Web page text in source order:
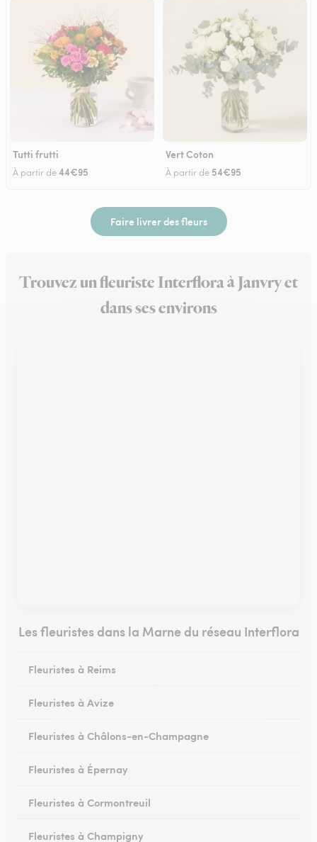
Tutti frutti
À partir de44€95
Vert Coton
À partir de 54€95
Faire livrer des fleurs
Trouvez un fleuriste Interflora à Janvry et
dans ses environs
Les fleuristes dans la Marne du réseau Interflora
Fleuristes à Reims
Fleuristes à Avize
Fleuristes à Châlons-en-Champagne
Fleuristes à Épernay
Fleuristes à Cormontreuil
Fleuristes à Champigny